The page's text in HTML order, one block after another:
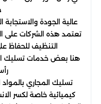
عالية الجودة والاستجابة
تعتمد هذه الشركات على
التنظيف للحفاظ
هنا بعض خدمات تسليك
تسليك المجاري
كيميائية خاصة لكسر